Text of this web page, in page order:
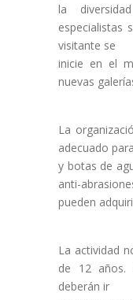
la
especialistas
visitante se
inicie en el
nuevas
La
adecuado
y botas de
anti-
pueden
La actividad
de 12
deberán ir